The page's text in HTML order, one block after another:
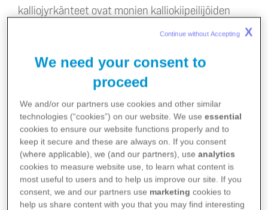
kalliojyrkänteet ovat monien kalliokiipeilijöiden
suosiossa – olipa tyylinä boulderointi, sportti-,
houkuttelevat kauneudellaan ja upeilla
maisemillaan myös vaeltajia. Vaellus on
kasvattanut suosiotaan koko perheen
harrastuksena. Parhaimmillaan patikointipoluilla
nuorimmat vaeltajat tulevat vastaan rinkassa.
Euroopasta löytyy runsain mitoin upeita kohteita
luonnosta kiipeilemällä tai vaeltamalla nauttivalle.
Oletko tutustunut jo näihin?
We need your consent to
proceed
We and/or our partners use cookies and other similar
technologies (“cookies”) on our website. We useessential
cookies to ensure our website functions properly and to
keep it secure and these are always on. If you consent
(where applicable), we (and our partners), useanalytics
cookies to measure website use, to learn what content is
most useful to users and to help us improve our site. If you
consent, we and our partners use marketing cookies to
help us share content with you that you may find interesting
Continue without Accepting X